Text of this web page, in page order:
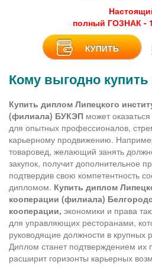
полный ГОЗНАК -
КУПИТЬ
Кому выгодно
Купить диплом Липецкого
(филиала) БУКЭП может
для опытных профессионалов,
карьерному продвижению.
товаровед, желающий занять
закупок, получит дополнительное
подтвердив свою компетентность
дипломом. Купить диплом
кооперации (филиала)
кооперации, экономики и права
для управляющих ресторанами,
руководящие должности в крупных
Диплом станет подтверждением их
расширит горизонты карьерных